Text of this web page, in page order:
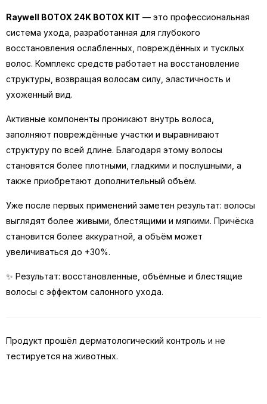
Raywell BOTOX 24K BOTOX KIT — это профессиональная
система ухода, разработанная для глубокого
восстановления ослабленных, повреждённых и тусклых
волос. Комплекс средств работает на восстановление
структуры, возвращая волосам силу, эластичность и
ухоженный вид.
Активные компоненты проникают внутрь волоса,
заполняют повреждённые участки и выравнивают
структуру по всей длине. Благодаря этому волосы
становятся более плотными, гладкими и послушными, а
также приобретают дополнительный объём.
Уже после первых применений заметен результат: волосы
выглядят более живыми, блестящими и мягкими. Причёска
становится более аккуратной, а объём может
увеличиваться до +30%.
✨ Результат: восстановленные, объёмные и блестящие
волосы с эффектом салонного ухода.
Продукт прошёл дерматологический контроль и не
тестируется на животных.